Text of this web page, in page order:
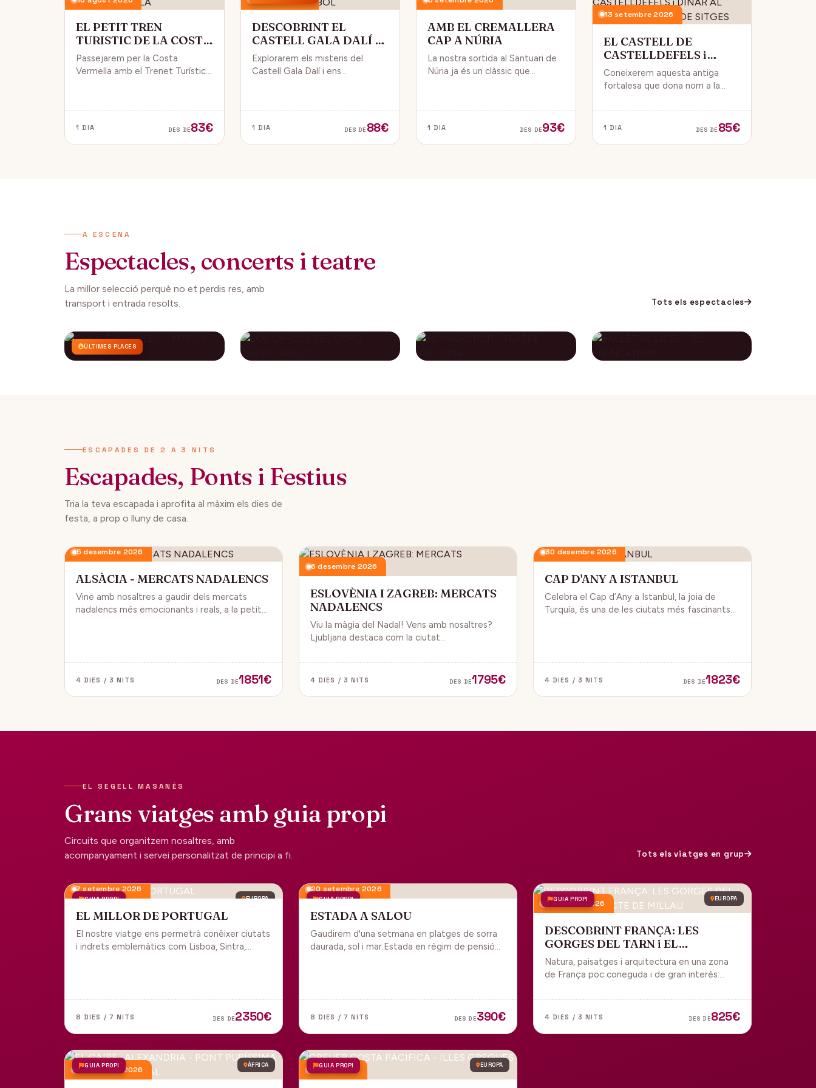
EL PETIT TREN
TURISTIC DE LA COSTA
VERMELLA
Passejarem per la Costa
Vermella amb el Trenet Turístic,
vistes de la Mar Mediterrània.
1 DIA DES DE83€
DESCOBRINT EL
CASTELL GALA DALÍ A
PÚBOL
Explorarem els misteris del
Castell Gala Dalí i ens
de Dalí.
1 DIA DES DE 88€
AMB EL CREMALLERA
CAP A NÚRIA
La nostra sortida al Santuari de
Núria ja és un clàssic que
veurem des del Cremallera.
1 DIA DES DE93€
13 setembre 2026
EL CASTELL DE
CASTELLDEFELS i
DINAR AL PASSEIG
MARITIM DE SITGES
Coneixerem aquesta antiga
fortalesa que dona nom a la
un punt estratègic amb vistes al
mar Mediterrani.
1 DIA DES DE 85€
A ESCENA
Espectacles, concerts i teatre
La millor selecció perquè no et perdis res, amb
transport i entrada resolts.
Tots els espectacles
ÚLTIMES PLACES
ESCAPADES DE 2 A 3 NITS
Escapades, Ponts i Festius
Tria la teva escapada i aprofita al màxim els dies de
festa, a prop o lluny de casa.
5 desembre 2026
ALSÀCIA - MERCATS NADALENCS
Vine amb nosaltres a gaudir dels mercats
nadalencs més emocionants i reals, a la petita
4 DIES / 3 NITS DES DE1851€
6 desembre 2026
ESLOVÈNIA I ZAGREB: MERCATS
NADALENCS
Viu la màgia del Nadal! Vens amb nosaltres?
Ljubljana destaca com la ciutat
reconeguda com una de les millors
destinacions nadalenques d’Europa.
4 DIES / 3 NITS DES DE1795€
30 desembre 2026
CAP D'ANY A ISTANBUL
Celebra el Cap d’Any a Istanbul, la joia de
Turquía, és una de les ciutats més fascinants
4 DIES / 3 NITS DES DE1823€
EL SEGELL MASANÉS
Grans viatges amb guia propi
Circuits que organitzem nosaltres, amb
acompanyament i servei personalitzat de principi a fi.
Tots els viatges en grup
GUIA PROPI EUROPA
7 setembre 2026
EL MILLOR DE PORTUGAL
El nostre viatge ens permetrà conèixer ciutats
i indrets emblemàtics com Lisboa, Sintra,
8 DIES / 7 NITS DES DE2350€
GUIA PROPI
20 setembre 2026
ESTADA A SALOU
Gaudirem d'una setmana en platges de sorra
daurada, sol i mar.Estada en règim de pensió
8 DIES / 7 NITS DES DE390€
GUIA PROPI EUROPA
9 octubre 2026
DESCOBRINT FRANÇA: LES
GORGES DEL TARN i EL
VIADUCTE DE MILLAU
Natura, paisatges i arquitectura en una zona
de França poc coneguda i de gran interès:
l'impressionant Viaducte de Millau.
4 DIES / 3 NITS DES DE825€
GUIA PROPI ÀFRICA
4 desembre 2026 GUIA PROPI EUROPA
18 juny 2027